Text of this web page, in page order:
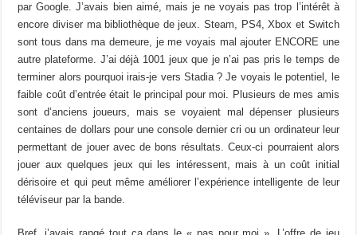
par Google. J’avais bien aimé, mais je ne voyais pas trop l’intérêt à
encore diviser ma bibliothèque de jeux. Steam, PS4, Xbox et Switch
sont tous dans ma demeure, je me voyais mal ajouter ENCORE une
autre plateforme. J’ai déjà 1001 jeux que je n’ai pas pris le temps de
terminer alors pourquoi irais-je vers Stadia ? Je voyais le potentiel, le
faible coût d’entrée était le principal pour moi. Plusieurs de mes amis
sont d’anciens joueurs, mais se voyaient mal dépenser plusieurs
centaines de dollars pour une console dernier cri ou un ordinateur leur
permettant de jouer avec de bons résultats. Ceux-ci pourraient alors
jouer aux quelques jeux qui les intéressent, mais à un coût initial
dérisoire et qui peut même améliorer l’expérience intelligente de leur
téléviseur par la bande.